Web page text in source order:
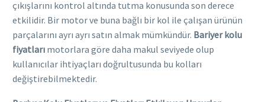
çıkışlarını kontrol altında tutma konusunda son derece
etkilidir. Bir motor ve buna bağlı bir kol ile çalışan ürünün
parçalarını ayrı ayrı satın almak mümkündür. Bariyer kolu
fiyatları motorlara göre daha makul seviyede olup
kullanıcılar ihtiyaçları doğrultusunda bu kolları
değiştirebilmektedir.